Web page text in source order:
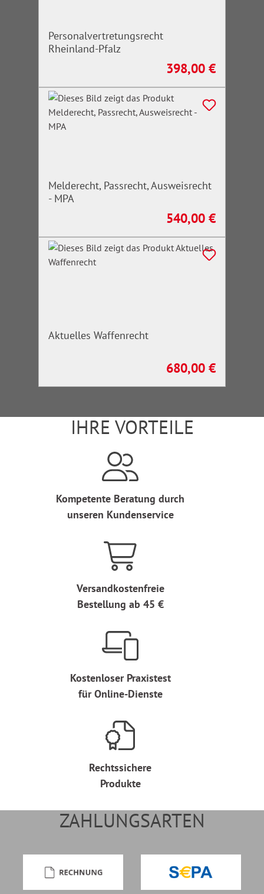
Personalvertretungsrecht
Rheinland-Pfalz
Regulärer Preis:
398,00 €
Melderecht, Passrecht, Ausweisrecht
- MPA
Regulärer Preis:
540,00 €
Aktuelles Waffenrecht
Regulärer Preis:
680,00 €
IHRE VORTEILE
Kompetente Beratung durch
unseren Kundenservice
Versandkostenfreie
Bestellung ab 45 €
Kostenloser Praxistest
für Online-Dienste
Rechtssichere
Produkte
ZAHLUNGSARTEN